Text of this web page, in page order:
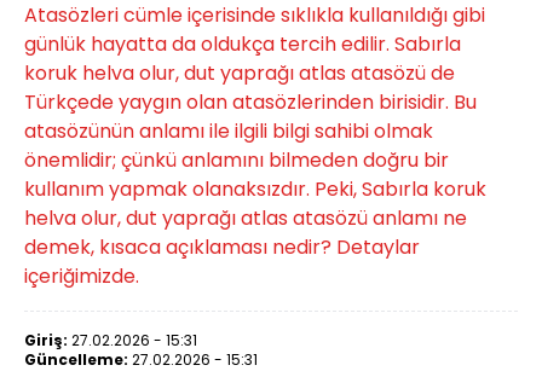
Atasözleri cümle içerisinde sıklıkla kullanıldığı gibi
günlük hayatta da oldukça tercih edilir. Sabırla
koruk helva olur, dut yaprağı atlas atasözü de
Türkçede yaygın olan atasözlerinden birisidir. Bu
atasözünün anlamı ile ilgili bilgi sahibi olmak
önemlidir; çünkü anlamını bilmeden doğru bir
kullanım yapmak olanaksızdır. Peki, Sabırla koruk
helva olur, dut yaprağı atlas atasözü anlamı ne
demek, kısaca açıklaması nedir? Detaylar
içeriğimizde.
Giriş: 27.02.2026 - 15:31
Güncelleme: 27.02.2026 - 15:31